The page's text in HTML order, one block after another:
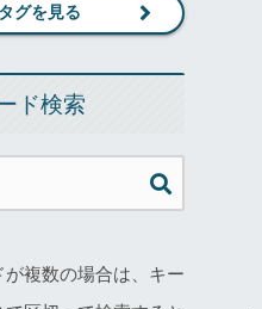
グを見る
ド検索
複数の場合は、キー